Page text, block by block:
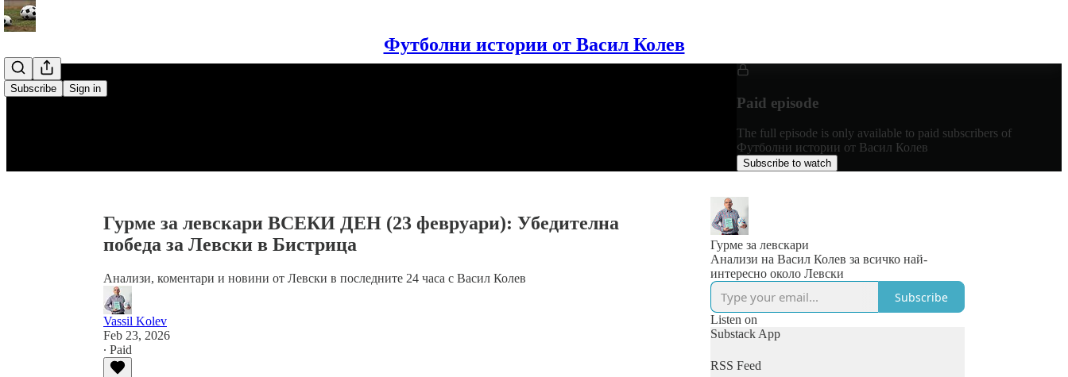
Футболни истории от Васил Колев
Subscribe Sign in
Paid episode
The full episode is only available to paid subscribers of
Футболни истории от Васил Колев
Subscribe to watch
Гурме за левскари ВСЕКИ ДЕН (23 февруари): Убедителна
победа за Левски в Бистрица
Анализи, коментари и новини от Левски в последните 24 часа с Васил Колев
Vassil Kolev
Feb 23, 2026
∙ Paid
Гурме за левскари
Анализи на Васил Колев за всичко най-
интересно около Левски
Subscribe
Listen on
Substack App
RSS Feed